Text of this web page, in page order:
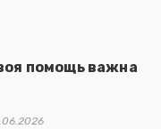
помощь важна